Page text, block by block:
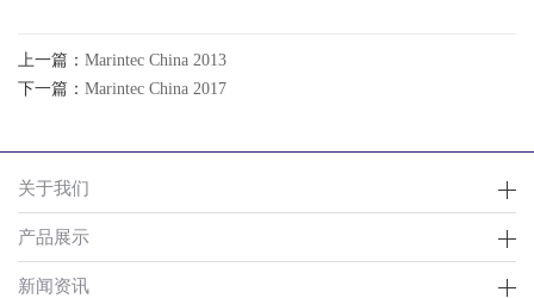
上一篇： Marintec China 2013
下一篇： Marintec China 2017
关于我们
产品展示
新闻资讯